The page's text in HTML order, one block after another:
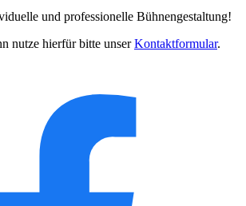
und professionelle Bühnengestaltung!
nutze hierfür bitte unserKontaktformular.